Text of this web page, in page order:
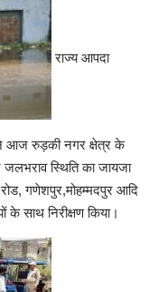
राज्य आपदा
ने आज रुड़की नगर क्षेत्र के
जलभराव स्थिति का जायजा
गणेशपुर,मोहम्मदपुर आदि
के साथ निरीक्षण किया।